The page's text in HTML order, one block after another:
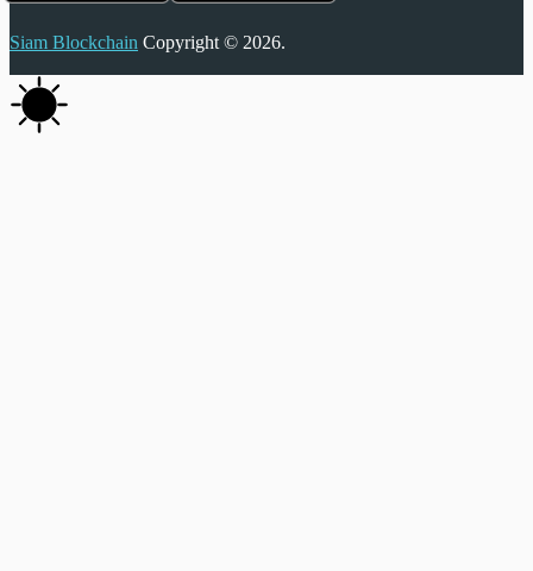
Siam Blockchain Copyright © 2026.